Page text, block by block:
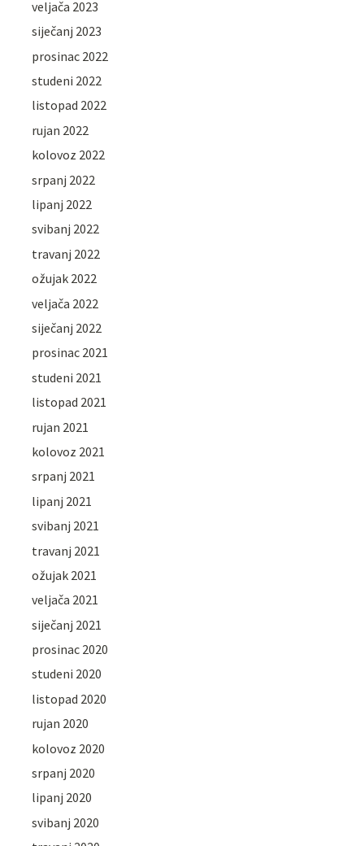
veljača 2023
siječanj 2023
prosinac 2022
studeni 2022
listopad 2022
rujan 2022
kolovoz 2022
srpanj 2022
lipanj 2022
svibanj 2022
travanj 2022
ožujak 2022
veljača 2022
siječanj 2022
prosinac 2021
studeni 2021
listopad 2021
rujan 2021
kolovoz 2021
srpanj 2021
lipanj 2021
svibanj 2021
travanj 2021
ožujak 2021
veljača 2021
siječanj 2021
prosinac 2020
studeni 2020
listopad 2020
rujan 2020
kolovoz 2020
srpanj 2020
lipanj 2020
svibanj 2020